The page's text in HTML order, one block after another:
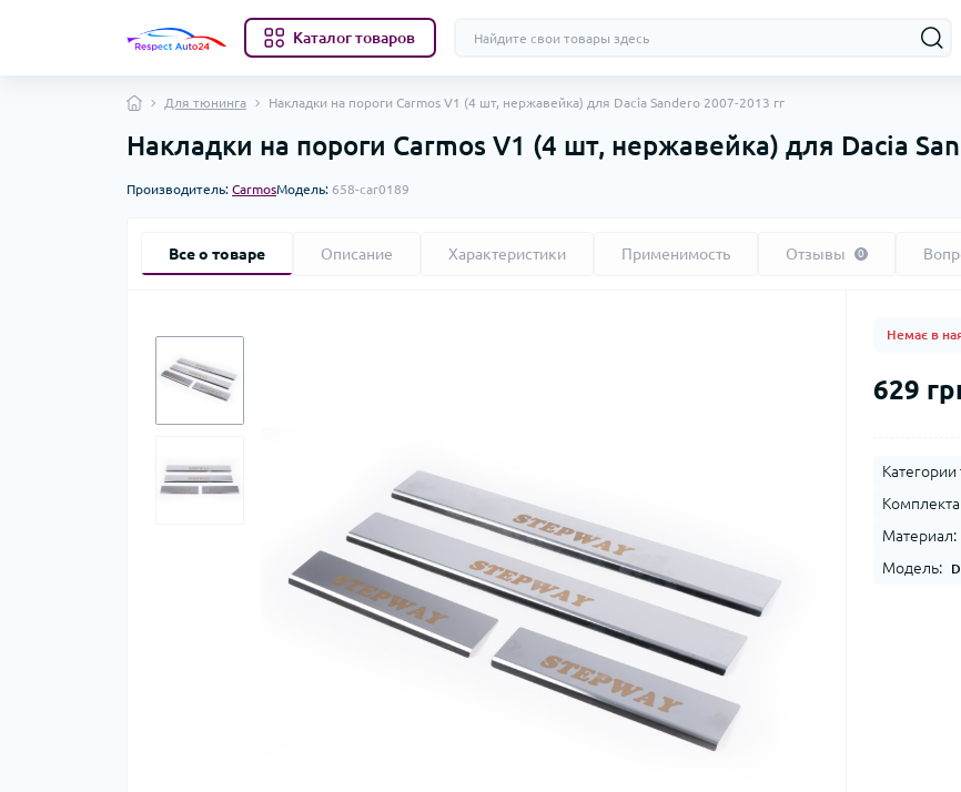
Каталог товаров
Для тюнинга Накладки на пороги Carmos V1 (4 шт, нержавейка) для Dacia Sandero 2007-2013 гг
Накладки на пороги Carmos V1 (4 шт, нержавейка) для Dacia
Производитель: CarmosМодель: 658-car0189
Все о товаре Описание Характеристики Применимость Отзывы 0
Немає в
629
Категории
Материал:
Модель: